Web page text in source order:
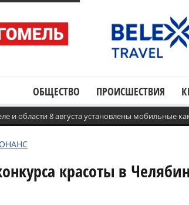
ОБЩЕСТВО ПРОИСШЕСТВИЯ
и области 8 августа установлены мобильные
красоты в